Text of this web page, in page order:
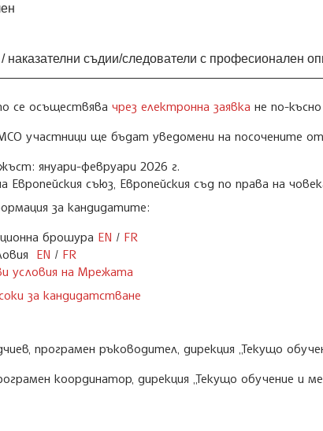
наказателни съдии/следователи с професионален
се осъществява чрез електронна заявка не по-
участници ще бъдат уведомени на посочените от
януари-февруари 2026 г.
Европейския съюз, Европейския съд по права на
за кандидатите:
брошура EN / FR
EN / FR
условия на Мрежата
за кандидатстване
програмен ръководител, дирекция „Текущо
координатор, дирекция „Текущо обучение и